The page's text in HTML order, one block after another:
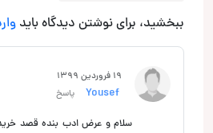
ببخشید، برای نوشتن دیدگاه باید
19 فروردین 1399
پاسخ